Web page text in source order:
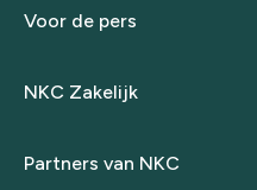
Voor de pers
NKC Zakelijk
Partners van NKC